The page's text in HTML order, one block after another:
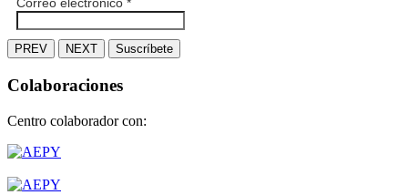
PREV NEXT Suscríbete
Colaboraciones
Centro colaborador con: